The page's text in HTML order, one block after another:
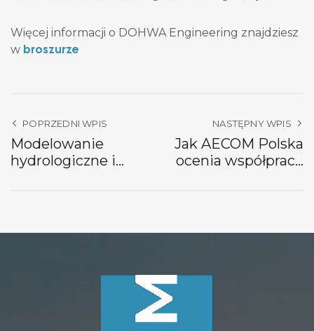
Więcej informacji o DOHWA Engineering znajdziesz
w broszurze
POPRZEDNI WPIS
Modelowanie
hydrologiczne i
NASTĘPNY WPIS
Jak AECOM Polska
ocenia współpracę